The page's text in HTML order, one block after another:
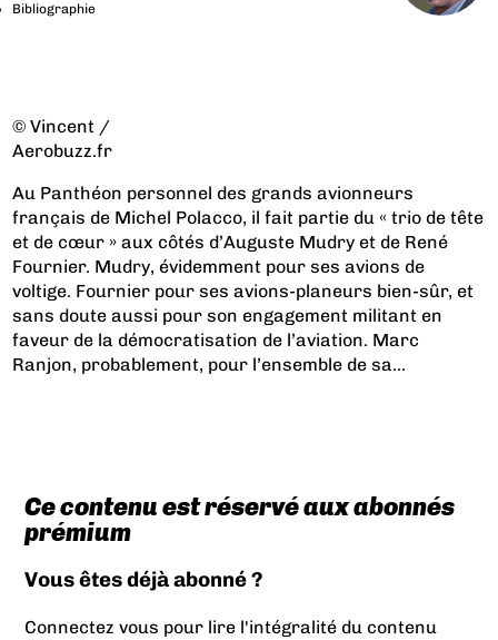
Bibliographie
© Vincent /
Aerobuzz.fr
Au Panthéon personnel des grands avionneurs
français de Michel Polacco, il fait partie du « trio de tête
et de cœur » aux côtés d’Auguste Mudry et de René
Fournier. Mudry, évidemment pour ses avions de
voltige. Fournier pour ses avions-planeurs bien-sûr, et
sans doute aussi pour son engagement militant en
faveur de la démocratisation de l’aviation. Marc
Ranjon, probablement, pour l’ensemble de sa...
Ce contenu est réservé aux abonnés
prémium
Vous êtes déjà abonné ?
Connectez vous pour lire l'intégralité du contenu